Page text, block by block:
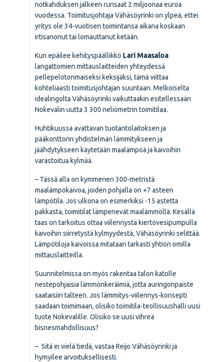
notkahduksen jälkeen runsaat 2 miljoonaa euroa
vuodessa. Toimitusjohtaja Vähäsöyrinki on ylpeä, ettei
yritys ole 34-vuotisen toimintansa aikana koskaan
irtisanonut tai lomauttanut ketään.
Kun epäilee kehitys­päällikkö Lari Maasaloa
langattomien mittauslaitteiden yhteydessä
pellepelotonmaiseksi keksijäksi, tämä viittaa
kohteliaasti toimitusjohtajan suuntaan. Melkoiselta
idealingolta Vähäsöyrinki vaikuttaakin esitellessään
Nokevalin uutta 3 300 neliömetrin toimitilaa.
Huhtikuussa avattavan tuotantolaitoksen ja
pääkonttorin yhdistelmän lämmitykseen ja
jäähdytykseen käytetään maalämpöä ja kaivoihin
varastoitua kylmää.
– Tässä alla on kymmenen 300-metristä
maalämpökaivoa, joiden pohjalla on +7 asteen
lämpötila. Jos ulkona on esimerkiksi -15 astetta
pakkasta, toimitilat lämpenevät maalämmöllä. Kesällä
taas on tarkoitus ottaa viilennystä kiertovesipumpulla
kaivoihin siirretystä kylmyydestä, Vähäsöyrinki selittää.
Lämpötiloja kaivoissa mitataan tarkasti yhtiön omilla
mittauslaitteilla.
Suunnitelmissa on myös rakentaa talon katolle
nestepohjaisia lämmönkeräimiä, jotta auringonpaiste
saataisiin talteen. Jos lämmitys-viilennys-konsepti
saadaan toimimaan, olisiko toimitila-teollisuushalli uusi
tuote Nokevalille. Olisiko se uusi vihreä
bisnesmahdollisuus?
– Sitä ei vielä tiedä, vastaa Reijo Vähäsöyrinki ja
hymyilee arvoituksellisesti.